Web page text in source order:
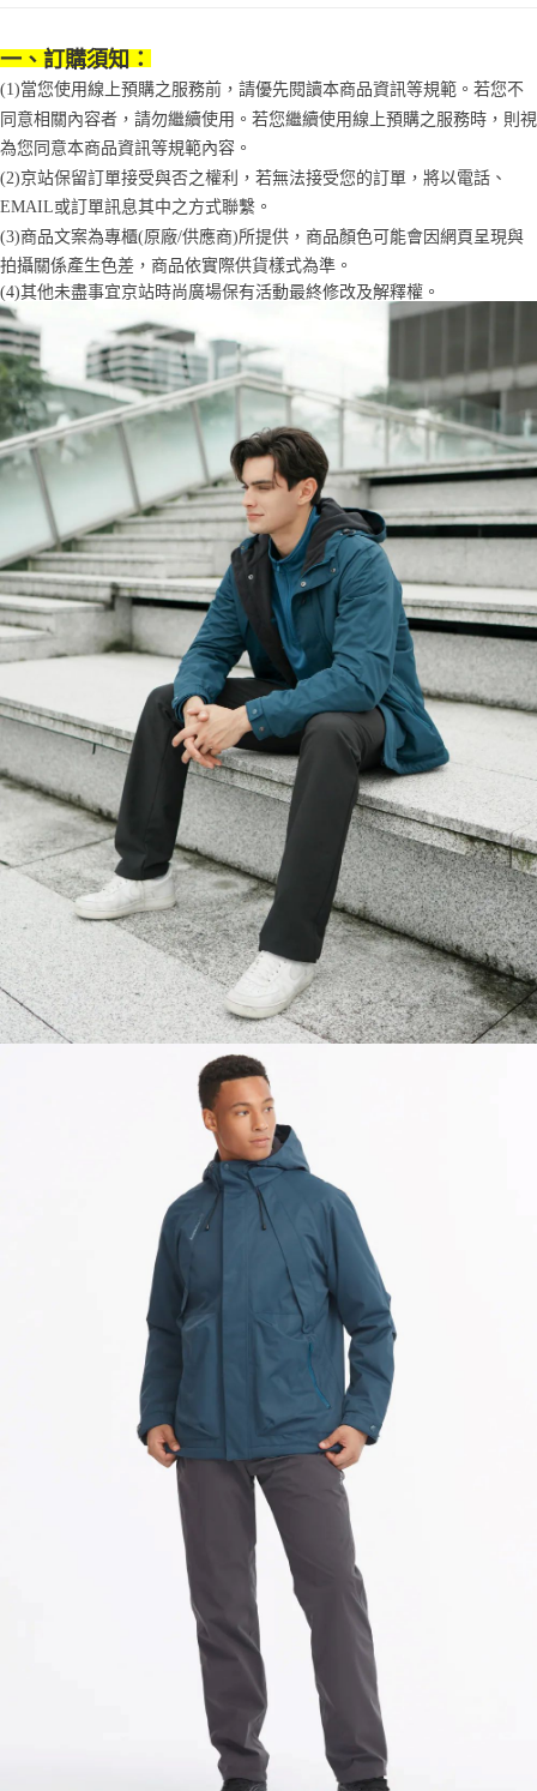
１．透過由恩沛科技股份有限公司提供之「AFTEE先享後付」服務完成之交
易，需依本服務之必要範圍內提供個人資料，並將交易相關給付款項請求債
權轉讓予恩沛科技股份有限公司。
２．關於個人資料處理事宜，請瀏覽以下網址：
https://aftee.tw/terms/#terms3
「AFTEE先享後付」，若未經同意申辦者引起之損失，本公司不負相關責
任。
４．使用「AFTEE先享後付」時，將依據個別帳號之用戶狀況，依本公司即
時審查核予不同之上限額度；若仍有額度不足之情形，本公司將視審查結果
請求用戶進行身份認證。
５．嚴禁一人註冊多個帳號或使用他人資訊註冊。若發現惡意使用之情形，
恩沛科技股份有限公司將有權停止該用戶之使用額度並採取法律行動。
一、訂購須知：
(1)當您使用線上預購之服務前，請優先閱讀本商品資訊等規範。若您不
同意相關內容者，請勿繼續使用。若您繼續使用線上預購之服務時，則視
為您同意本商品資訊等規範內容。
(2)京站保留訂單接受與否之權利，若無法接受您的訂單，將以電話、
EMAIL或訂單訊息其中之方式聯繫。
(3)商品文案為專櫃(原廠/供應商)所提供，商品顏色可能會因網頁呈現與
拍攝關係產生色差，商品依實際供貨樣式為準。
(4)其他未盡事宜京站時尚廣場保有活動最終修改及解釋權。